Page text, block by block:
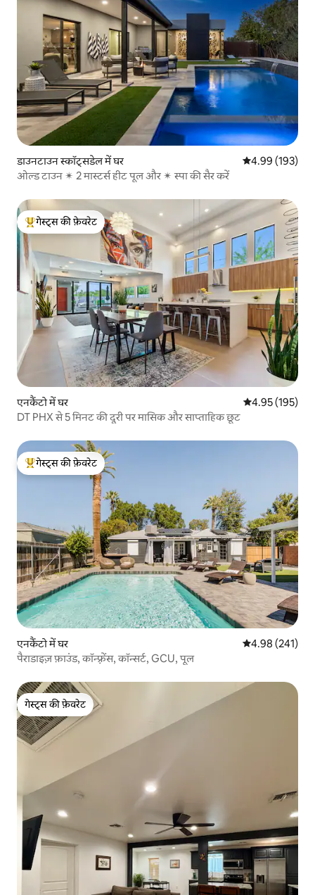
डाउनटाउन स्कॉट्सडेल में घर औसत रेटिंग 5 में से
4.99 (193)
ओल्ड टाउन ✴ 2 मास्टर्स हीट पूल और ✴ स्पा की सैर करें
गेस्ट्स का टॉप फ़ेवरेट
गेस्ट्स की फ़ेवरेट
एनकैंटो में घर औसत रेटिंग 5 में से
4.95 (195)
DT PHX से 5 मिनट की दूरी पर मासिक और साप्ताहिक छूट
गेस्ट्स का टॉप फ़ेवरेट
गेस्ट्स की फ़ेवरेट
एनकैंटो में घर औसत रेटिंग 5 में से
4.98 (241)
पैराडाइज़ फ़ाउंड, कॉन्फ़्रेंस, कॉन्सर्ट, GCU, पूल
गेस्ट्स की फ़ेवरेट
गेस्ट्स की फ़ेवरेट